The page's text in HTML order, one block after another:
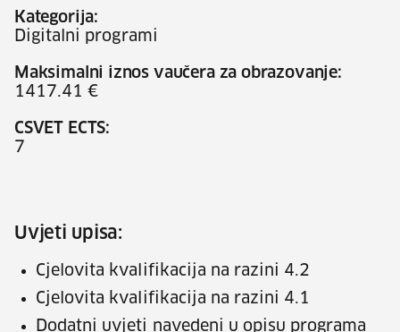
Kategorija:
Digitalni programi
Maksimalni iznos vaučera za obrazovanje:
1417.41 €
CSVET ECTS:
7
Uvjeti upisa:
Cjelovita kvalifikacija na razini 4.2
Cjelovita kvalifikacija na razini 4.1
Dodatni uvjeti navedeni u opisu programa